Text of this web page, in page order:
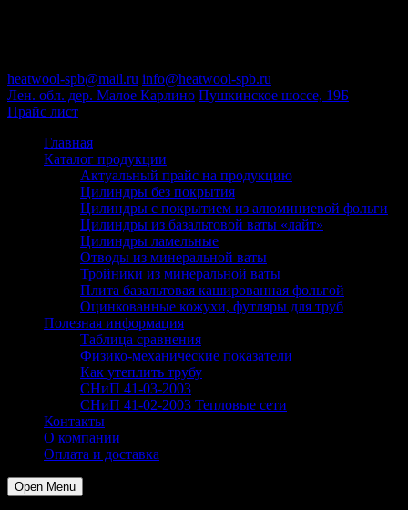
heatwool-spb@mail.ru info@heatwool-spb.ru
Лен. обл. дер. Малое Карлино Пушкинское шоссе, 19Б
Прайс лист
Главная
Каталог продукции
Актуальный прайс на продукцию
Цилиндры без покрытия
Цилиндры с покрытием из алюминиевой фольги
Цилиндры из базальтовой ваты «лайт»
Цилиндры ламельные
Отводы из минеральной ваты
Тройники из минеральной ваты
Плита базальтовая кашированная фольгой
Оцинкованные кожухи, футляры для труб
Полезная информация
Таблица сравнения
Физико-механические показатели
Как утеплить трубу
СНиП 41-03-2003
СНиП 41-02-2003 Тепловые сети
Контакты
О компании
Оплата и доставка
Open Menu